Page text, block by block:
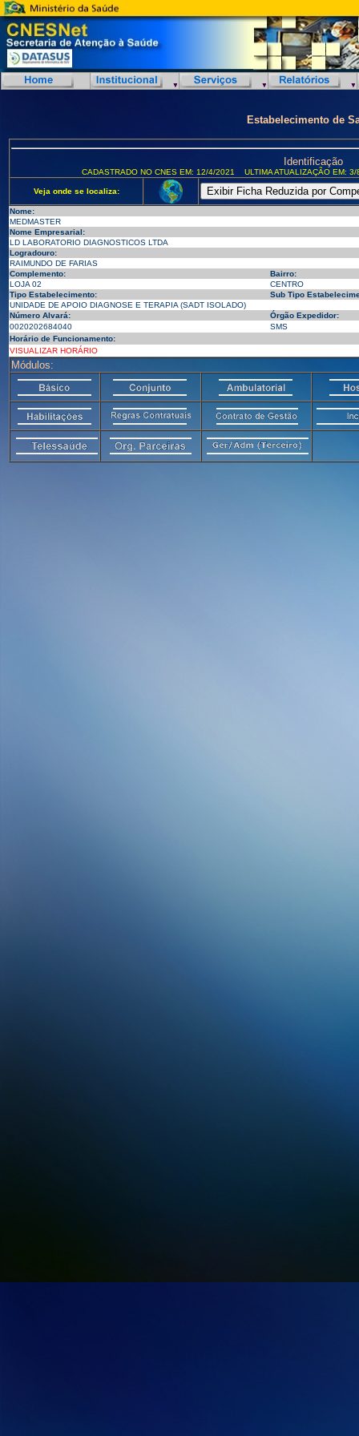
Estabelecimento de
Identificação
CADASTRADO NO CNES EM: 12/4/2021 ULTIMA ATUALIZAÇÃO EM:
Veja onde se localiza:
Nome:
MEDMASTER
Nome Empresarial:
LD LABORATORIO DIAGNOSTICOS LTDA
Logradouro:
RAIMUNDO DE FARIAS
Complemento:
Bairro:
LOJA 02
CENTRO
Tipo Estabelecimento:
Sub Tipo
UNIDADE DE APOIO DIAGNOSE E TERAPIA (SADT ISOLADO)
Número Alvará:
Órgão Expedidor:
0020202684040
SMS
Horário de Funcionamento:
VISUALIZAR HORÁRIO
Módulos: